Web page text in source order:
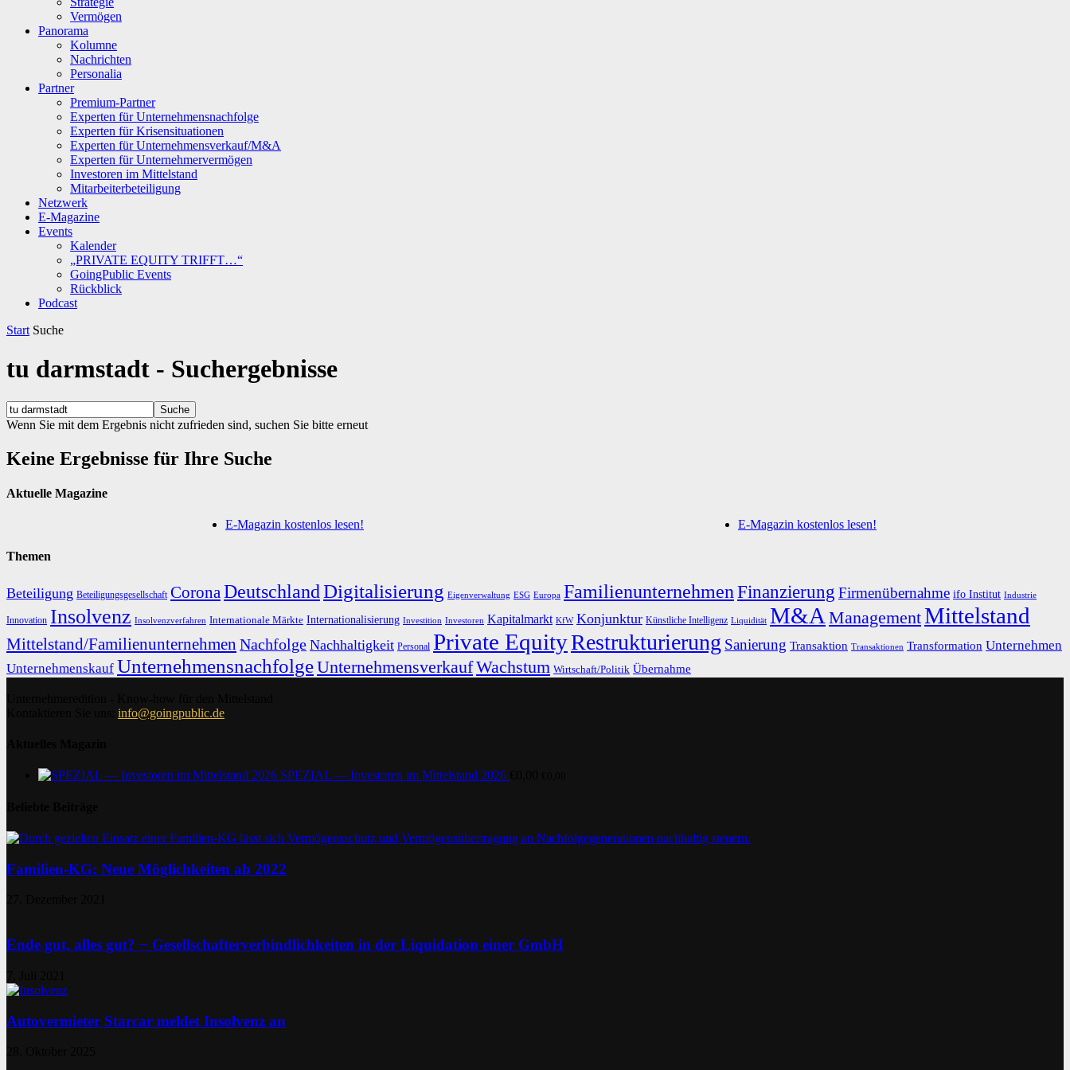
Vermögen
Panorama
Kolumne
Nachrichten
Personalia
Partner
Premium-Partner
Experten für Unternehmensnachfolge
Experten für Krisensituationen
Experten für Unternehmensverkauf/M&A
Experten für Unternehmervermögen
Investoren im Mittelstand
Mitarbeiterbeteiligung
Netzwerk
E-Magazine
Events
Kalender
„PRIVATE EQUITY TRIFFT…“
GoingPublic Events
Rückblick
Podcast
Start Suche
tu darmstadt - Suchergebnisse
Wenn Sie mit dem Ergebnis nicht zufrieden sind, suchen Sie bitte erneut
Keine Ergebnisse für Ihre Suche
Aktuelle Magazine
E-Magazin kostenlos lesen! E-Magazin kostenlos lesen!
Themen
Beteiligung Beteiligungsgesellschaft CoronaDeutschlandDigitalisierung Eigenverwaltung ESG Europa Familienunternehmen Finanzierung Firmenübernahme ifo Institut Industrie
Innovation Insolvenz Insolvenzverfahren Internationale Märkte Internationalisierung Investition Investoren Kapitalmarkt KfW Konjunktur Künstliche Intelligenz Liquidität M&A ManagementMittelstand
Mittelstand/Familienunternehmen Nachfolge Nachhaltigkeit Personal Private EquityRestrukturierung Sanierung Transaktion Transaktionen Transformation Unternehmen
Unternehmenskauf UnternehmensnachfolgeUnternehmensverkaufWachstum Wirtschaft/Politik Übernahme
info@goingpublic.de
SPEZIAL — Investoren im Mittelstand 2026
Familien-KG: Neue Möglichkeiten ab 2022
Ende gut, alles gut? − Gesellschafterverbindlichkeiten in der Liquidation einer GmbH
Autovermieter Starcar meldet Insolvenz an